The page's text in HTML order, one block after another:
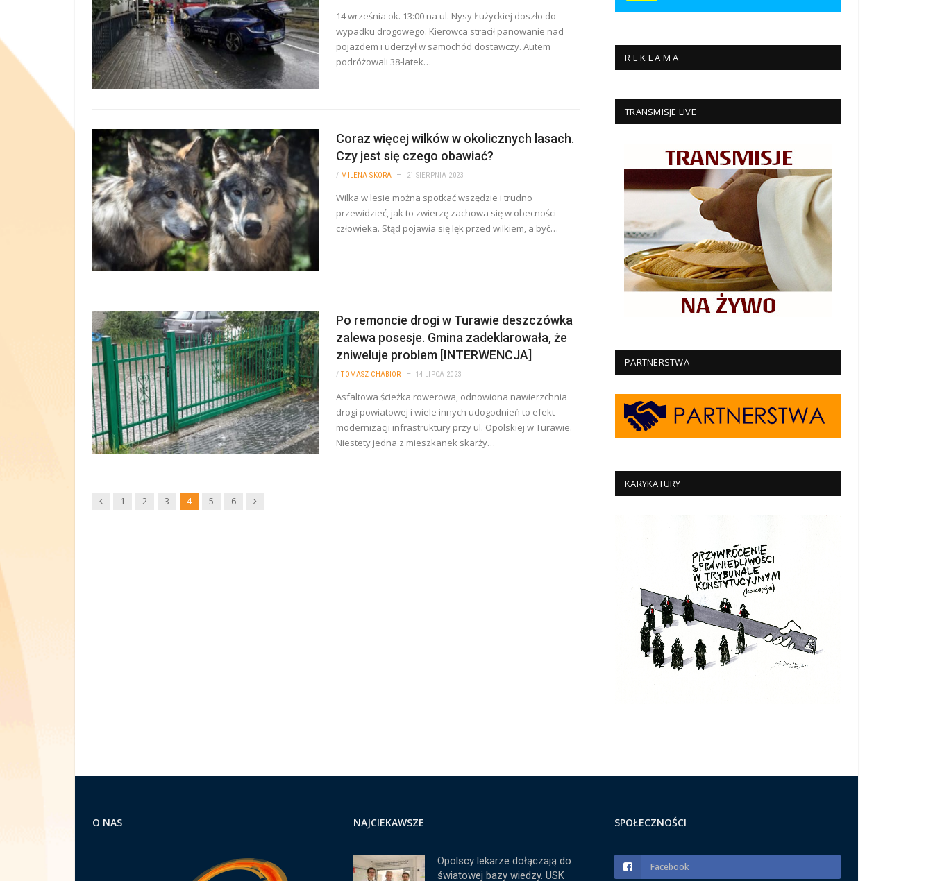
14 września ok. 13:00 na ul. Nysy Łużyckiej doszło do
wypadku drogowego. Kierowca stracił panowanie nad
pojazdem i uderzył w samochód dostawczy. Autem
podróżowali 38-latek…
Coraz więcej wilków w okolicznych lasach.
Czy jest się czego obawiać?
/ MILENA SKÓRA 21 SIERPNIA 2023
Wilka w lesie można spotkać wszędzie i trudno
przewidzieć, jak to zwierzę zachowa się w obecności
człowieka. Stąd pojawia się lęk przed wilkiem, a być…
Po remoncie drogi w Turawie deszczówka
zalewa posesje. Gmina zadeklarowała, że
zniweluje problem [INTERWENCJA]
/TOMASZ CHABIOR 14 LIPCA 2023
Asfaltowa ścieżka rowerowa, odnowiona nawierzchnia
drogi powiatowej i wiele innych udogodnień to efekt
modernizacji infrastruktury przy ul. Opolskiej w Turawie.
Niestety jedna z mieszkanek skarży…
Wstecz
1 2 3 4 5 6 Dalej
R E K L A M A
TRANSMISJE LIVE
PARTNERSTWA
KARYKATURY
O NAS NAJCIEKAWSZE
Opolscy lekarze dołączają do
światowej bazy wiedzy. USK
SPOŁECZNOŚCI
Facebook